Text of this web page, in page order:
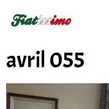
avril 055